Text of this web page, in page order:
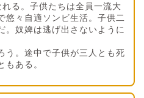
る。子供たちは全員一流大
悠々自適ソンビ生活。子供二
。奴婢は逃げ出さないように
う。途中で子供が三人とも死
もある。